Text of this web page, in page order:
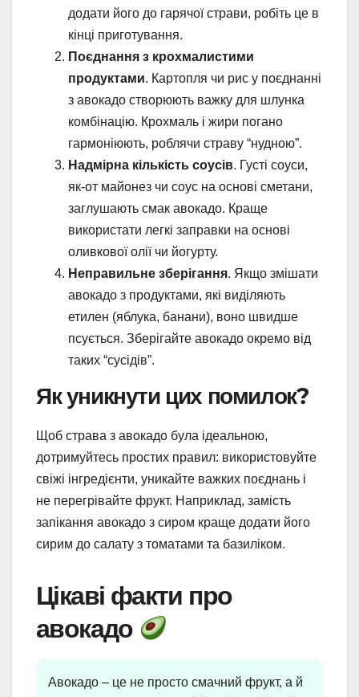
додати його до гарячої страви, робіть це в
кінці приготування.
Поєднання з крохмалистими
продуктами. Картопля чи рис у поєднанні
з авокадо створюють важку для шлунка
комбінацію. Крохмаль і жири погано
гармоніюють, роблячи страву “нудною”.
Надмірна кількість соусів. Густі соуси,
як-от майонез чи соус на основі сметани,
заглушають смак авокадо. Краще
використати легкі заправки на основі
оливкової олії чи йогурту.
Неправильне зберігання. Якщо змішати
авокадо з продуктами, які виділяють
етилен (яблука, банани), воно швидше
псується. Зберігайте авокадо окремо від
таких “сусідів”.
Як уникнути цих помилок?
Щоб страва з авокадо була ідеальною,
дотримуйтесь простих правил: використовуйте
свіжі інгредієнти, уникайте важких поєднань і
не перегрівайте фрукт. Наприклад, замість
запікання авокадо з сиром краще додати його
сирим до салату з томатами та базиліком.
Цікаві факти про
авокадо
Авокадо – це не просто смачний фрукт, а й